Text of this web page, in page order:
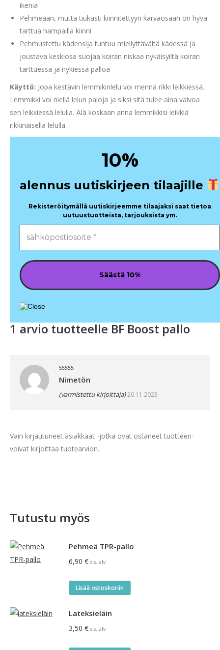
ikeniä
Pehmeään, mutta tiukasti kiinnitettyyn karvaosaan on hyvä
tarttua hampailla kiinni
Pehmustettu kädensija tuntuu miellyttävältä kädessä ja
joustava keskiosa suojaa koiran niskaa nykäisyiltä koiran
tarttuessa ja nykiessä palloa
Käyttö: Jopa kestävin lemmikinlelu voi mennä rikki leikkiessä.
Lemmikki voi niellä lelun paloja ja siksi sitä tulee aina valvoa
sen leikkiessä lelulla. Älä koskaan anna lemmikkisi leikkiä
rikkinäisellä lelulla.
10%
alennus uutiskirjeen tilaajille
Rekisteröitymällä uutiskirjeemme tilaajaksi saat tietoa
uutuustuotteista, tarjouksista ym.
1 arvio tuotteelle BF Boost pallo
Arvostelu
tuotteesta:
Nimetön
(varmistettu kirjoittaja)20.11.2023
Vain kirjautuneet asiakkaat -jotka ovat ostaneet tuotteen-
voivat kirjoittaa tuotearvion.
Tutustu myös
Pehmeä TPR-pallo
6,90 € sis. alv
Lisää ostoskoriin
Lateksieläin
3,50 € sis. alv